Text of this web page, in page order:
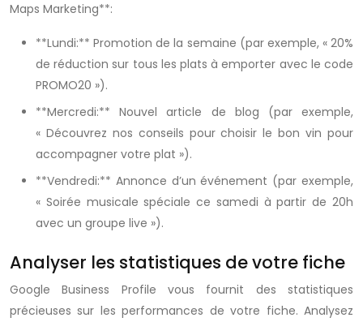
Maps Marketing**:
**Lundi:** Promotion de la semaine (par exemple, « 20%
de réduction sur tous les plats à emporter avec le code
PROMO20 »).
**Mercredi:** Nouvel article de blog (par exemple,
« Découvrez nos conseils pour choisir le bon vin pour
accompagner votre plat »).
**Vendredi:** Annonce d’un événement (par exemple,
« Soirée musicale spéciale ce samedi à partir de 20h
avec un groupe live »).
Analyser les statistiques de votre fiche
Google Business Profile vous fournit des statistiques
précieuses sur les performances de votre fiche. Analysez